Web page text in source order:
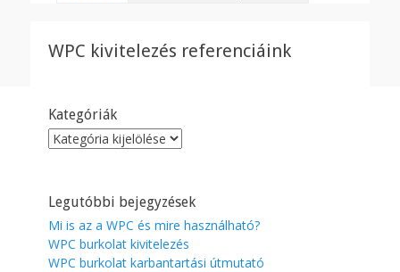
WPC kivitelezés referenciáink
Kategóriák
Kategóriák
Legutóbbi bejegyzések
Mi is az a WPC és mire használható?
WPC burkolat kivitelezés
WPC burkolat karbantartási útmutató